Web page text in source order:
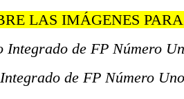
LAS IMÁGENES
Integrado de FP Número
de FP Número